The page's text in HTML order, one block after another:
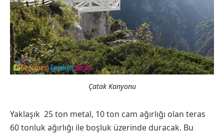
Çatak Kanyonu
Yaklaşık 25 ton metal, 10 ton cam ağırlığı olan teras
60 tonluk ağırlığı ile boşluk üzerinde duracak. Bu